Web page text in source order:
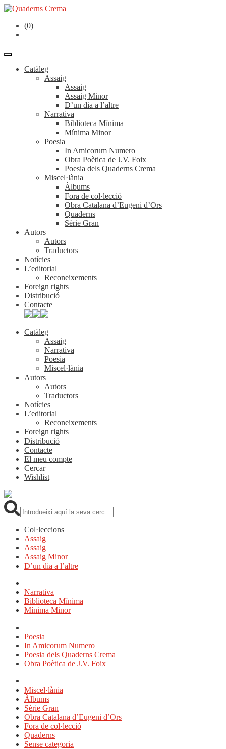
(0)
Catàleg
Assaig
Assaig
Assaig Minor
D’un dia a l’altre
Narrativa
Biblioteca Mínima
Mínima Minor
Poesia
In Amicorum Numero
Obra Poètica de J.V. Foix
Poesia dels Quaderns Crema
Miscel·lània
Àlbums
Fora de col·lecció
Obra Catalana d’Eugeni d’Ors
Quaderns
Sèrie Gran
Autors
Autors
Traductors
Notícies
L’editorial
Reconeixements
Foreign rights
Distribució
Contacte
Catàleg
Assaig
Narrativa
Poesia
Miscel·lània
Autors
Autors
Traductors
Notícies
L’editorial
Reconeixements
Foreign rights
Distribució
Contacte
El meu compte
Cercar
Wishlist
Col·leccions
Assaig
Assaig
Assaig Minor
D’un dia a l’altre
Narrativa
Biblioteca Mínima
Mínima Minor
Poesia
In Amicorum Numero
Poesia dels Quaderns Crema
Obra Poètica de J.V. Foix
Miscel·lània
Àlbums
Sèrie Gran
Obra Catalana d’Eugeni d’Ors
Fora de col·lecció
Quaderns
Sense categoria